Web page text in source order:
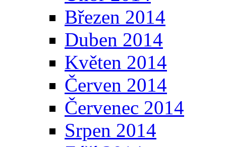
Březen 2014
Duben 2014
Květen 2014
Červen 2014
Červenec 2014
Srpen 2014